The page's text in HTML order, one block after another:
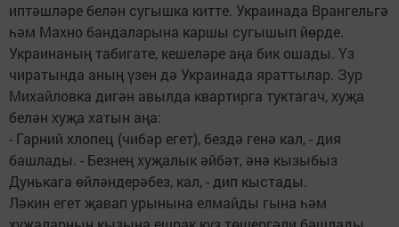
иптәшләре белән сугышка китте. Украинада Врангельгә
һәм Махно бандаларына каршы сугышып йөрде.
Украинаның табигате, кешеләре аңа бик ошады. Үз
чиратында аның үзен дә Украинада яраттылар. Зур
Михайловка дигән авылда квартирга туктагач, хуҗа
белән хуҗа хатын аңа:
- Гарний хлопец (чибәр егет), бездә генә кал, - дия
башлады. - Безнең хуҗалык әйбәт, әнә кызыбыз
Дунькага өйләндерәбез, кал, - дип кыстады.
Ләкин егет җавап урынына елмайды гына һәм